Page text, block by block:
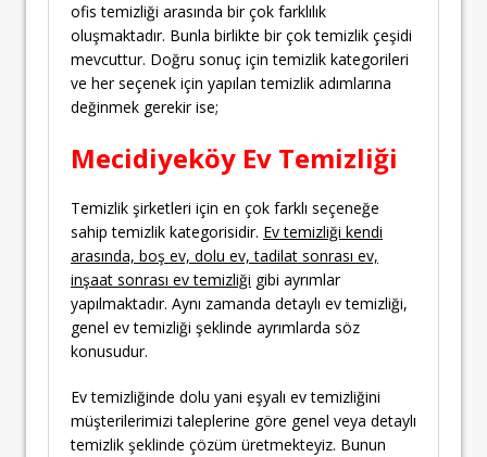
ofis temizliği arasında bir çok farklılık
oluşmaktadır. Bunla birlikte bir çok temizlik çeşidi
mevcuttur. Doğru sonuç için temizlik kategorileri
ve her seçenek için yapılan temizlik adımlarına
değinmek gerekir ise;
Mecidiyeköy Ev Temizliği
Temizlik şirketleri için en çok farklı seçeneğe
sahip temizlik kategorisidir. Ev temizliği kendi
arasında, boş ev, dolu ev, tadilat sonrası ev,
inşaat sonrası ev temizliği gibi ayrımlar
yapılmaktadır. Aynı zamanda detaylı ev temizliği,
genel ev temizliği şeklinde ayrımlarda söz
konusudur.
Ev temizliğinde dolu yani eşyalı ev temizliğini
müşterilerimizi taleplerine göre genel veya detaylı
temizlik şeklinde çözüm üretmekteyiz. Bunun